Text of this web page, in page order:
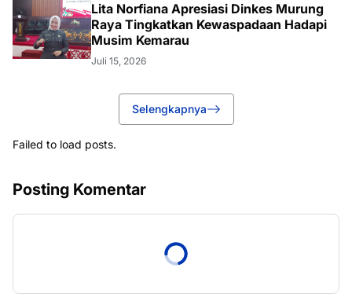
Lita Norfiana Apresiasi Dinkes Murung
Raya Tingkatkan Kewaspadaan Hadapi
Musim Kemarau
Juli 15, 2026
Selengkapnya
Failed to load posts.
Posting Komentar